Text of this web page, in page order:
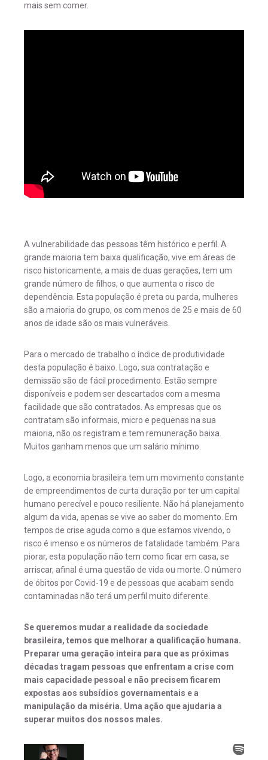
mais sem comer.
A vulnerabilidade das pessoas têm histórico e perfil. A
grande maioria tem baixa qualificação, vive em áreas de
risco historicamente, a mais de duas gerações, tem um
grande número de filhos, o que aumenta o risco de
dependência. Esta população é preta ou parda, mulheres
são a maioria do grupo, os com menos de 25 e mais de 60
anos de idade são os mais vulneráveis.
Para o mercado de trabalho o índice de produtividade
desta população é baixo. Logo, sua contratação e
demissão são de fácil procedimento. Estão sempre
disponíveis e podem ser descartados com a mesma
facilidade que são contratados. As empresas que os
contratam são informais, micro e pequenas na sua
maioria, não os registram e tem remuneração baixa.
Muitos ganham menos que um salário mínimo.
Logo, a economia brasileira tem um movimento constante
de empreendimentos de curta duração por ter um capital
humano perecível e pouco resiliente. Não há planejamento
algum da vida, apenas se vive ao saber do momento. Em
tempos de crise aguda como a que estamos vivendo, o
risco é imenso e os números de fatalidade também. Para
piorar, esta população não tem como ficar em casa, se
arriscar, afinal é uma questão de vida ou morte. O número
de óbitos por Covid-19 e de pessoas que acabam sendo
contaminadas não terá um perfil muito diferente.
Se queremos mudar a realidade da sociedade
brasileira, temos que melhorar a qualificação humana.
Preparar uma geração inteira para que as próximas
décadas tragam pessoas que enfrentam a crise com
mais capacidade pessoal e não precisem ficarem
expostas aos subsídios governamentais e a
manipulação da miséria. Uma ação que ajudaria a
superar muitos dos nossos males.